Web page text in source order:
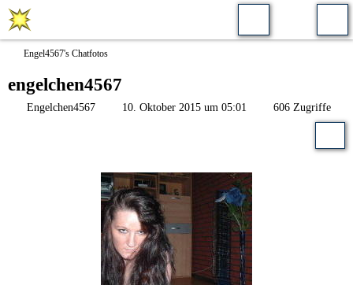
Engel4567's Chatfotos
engelchen4567
Engelchen4567 10. Oktober 2015 um 05:01 606 Zugriffe